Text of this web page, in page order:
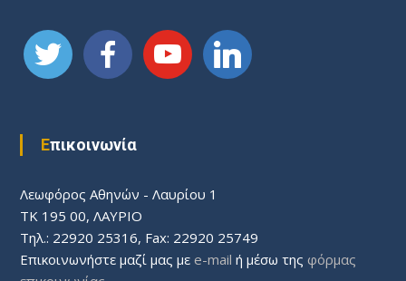
Επικοινωνία
Λεωφόρος Aθηνών - Λαυρίου 1
ΤΚ 195 00, ΛΑΥΡΙΟ
Τηλ.: 22920 25316, Fax: 22920 25749
Επικοινωνήστε μαζί μας με e-mail ή μέσω της φόρμας